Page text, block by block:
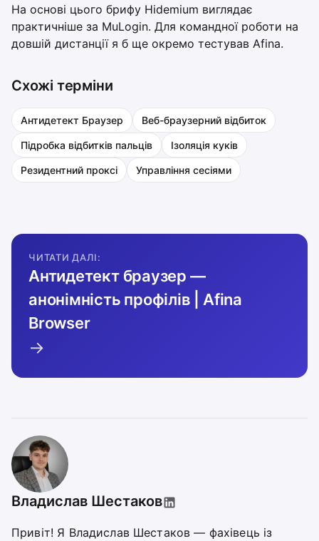
На основі цього брифу Hidemium виглядає
практичніше за MuLogin. Для командної роботи на
довшій дистанції я б ще окремо тестував Afina.
Схожі терміни
Антидетект Браузер Веб-браузерний відбиток
Підробка відбитків пальців Ізоляція куків
Резидентний проксі Управління сесіями
ЧИТАТИ ДАЛІ:
Антидетект браузер —
анонімність профілів | Afina
Browser
→
Владислав Шестаков
Привіт! Я Владислав Шестаков — фахівець із